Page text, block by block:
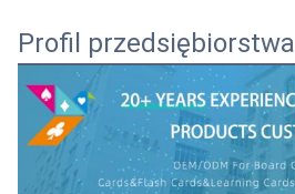
Profil przedsiębiorstwa